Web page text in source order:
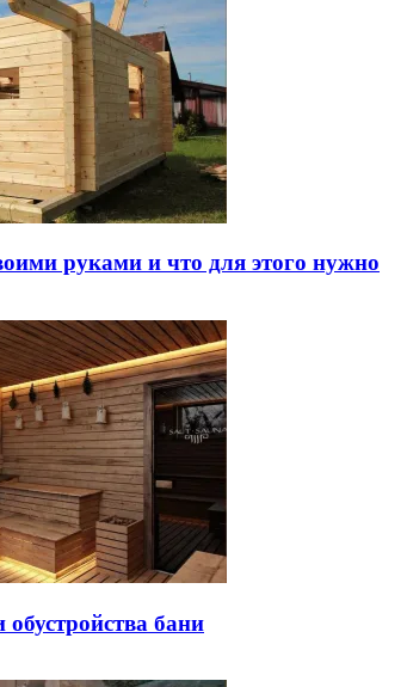
руками и что для этого нужно
бани